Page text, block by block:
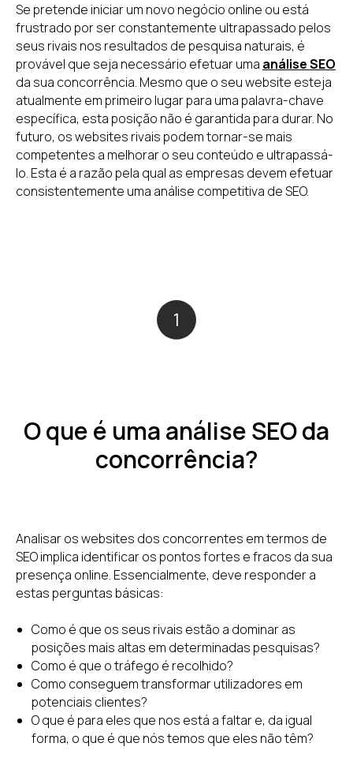
Se pretende iniciar um novo negócio online ou está
frustrado por ser constantemente ultrapassado pelos
seus rivais nos resultados de pesquisa naturais, é
provável que seja necessário efetuar uma análise SEO
da sua concorrência. Mesmo que o seu website esteja
atualmente em primeiro lugar para uma palavra-chave
específica, esta posição não é garantida para durar. No
futuro, os websites rivais podem tornar-se mais
competentes a melhorar o seu conteúdo e ultrapassá-
lo. Esta é a razão pela qual as empresas devem efetuar
consistentemente uma análise competitiva de SEO.
1
O que é uma análise SEO da
concorrência?
Analisar os websites dos concorrentes em termos de
SEO implica identificar os pontos fortes e fracos da sua
presença online. Essencialmente, deve responder a
estas perguntas básicas:
Como é que os seus rivais estão a dominar as
posições mais altas em determinadas pesquisas?
Como é que o tráfego é recolhido?
Como conseguem transformar utilizadores em
potenciais clientes?
O que é para eles que nos está a faltar e, da igual
forma, o que é que nós temos que eles não têm?